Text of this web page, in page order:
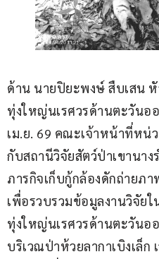
ด้าน นายปิยะพงษ์ สืบเสน
ทุ่งใหญ่นเรศวรด้านตะวันอ
เม.ย. 69 คณะเจ้าหน้าที่หน่
กับสถานีวิจัยสัตว์ป่าเขานาง
ภารกิจเก็บกู้กล้องดักถ่ายภ
เพื่อรวบรวมข้อมูลงานวิจัย
ทุ่งใหญ่นเรศวรด้านตะวันอ
บริเวณป่าห้วยลากาเบิงเล็